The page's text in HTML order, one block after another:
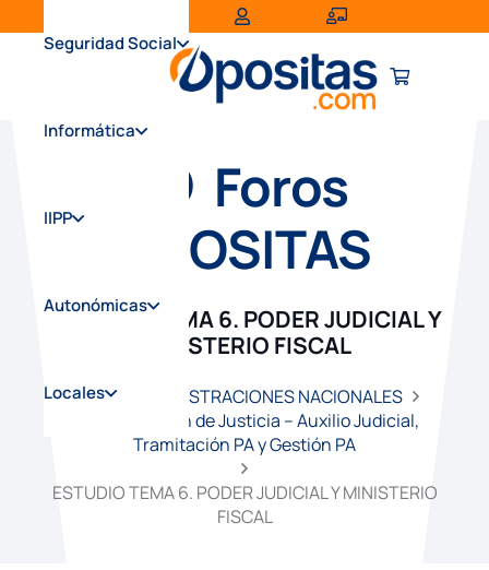
Seguridad Social
Informática
IIPP
Autonómicas
Locales
Foros
OPOSITAS
ESTUDIO TEMA 6. PODER JUDICIAL Y
MINISTERIO FISCAL
Inicio
ADMINISTRACIONES NACIONALES
Administración de Justicia – Auxilio Judicial,
Tramitación PA y Gestión PA
ESTUDIO TEMA 6. PODER JUDICIAL Y MINISTERIO
FISCAL